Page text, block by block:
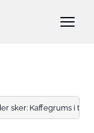
sker: Kaffegrums i